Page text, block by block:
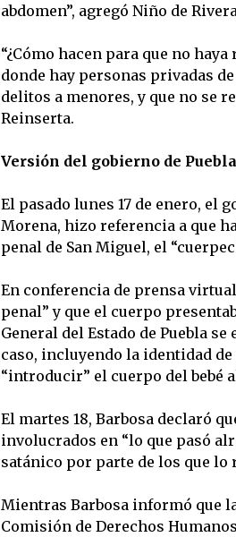
abdomen”, agregó Niño de
“¿Cómo hacen para que no
donde hay personas privadas
delitos a menores, y que no se
Reinserta.
Versión del gobierno de Puebla
El pasado lunes 17 de enero, el
Morena, hizo referencia a que
penal de San Miguel, el
En conferencia de prensa
penal” y que el cuerpo
General del Estado de Puebla
caso, incluyendo la identidad
“introducir” el cuerpo del bebé
El martes 18, Barbosa declaró
involucrados en “lo que pasó
satánico por parte de los que lo
Mientras Barbosa informó que
Comisión de Derechos